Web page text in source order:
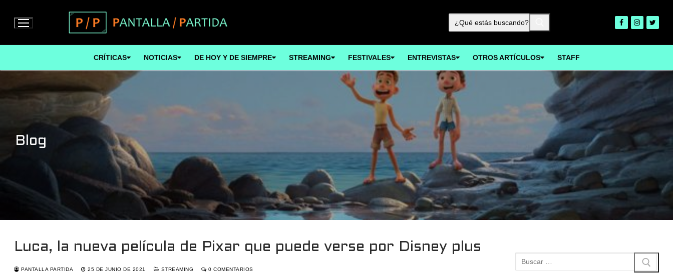
contenido
Buscar:
CRÍTICAS NOTICIAS DE HOY Y DE SIEMPRE STREAMING FESTIVALES ENTREVISTAS OTROS ARTÍCULOS STAFF
Blog
Luca, la nueva película de Pixar que puede verse por Disney plus
PANTALLA PARTIDA 25 DE JUNIO DE 2021 STREAMING 0 COMENTARIOS
Buscar: